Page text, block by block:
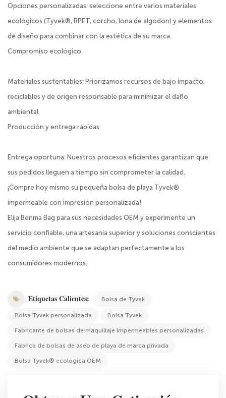
Opciones personalizadas: seleccione entre varios materiales
ecológicos (Tyvek®, RPET, corcho, lona de algodón) y elementos
de diseño para combinar con la estética de su marca.
Compromiso ecológico
Materiales sustentables: Priorizamos recursos de bajo impacto,
reciclables y de origen responsable para minimizar el daño
ambiental.
Producción y entrega rápidas
Entrega oportuna: Nuestros procesos eficientes garantizan que
sus pedidos lleguen a tiempo sin comprometer la calidad.
¡Compre hoy mismo su pequeña bolsa de playa Tyvek®
impermeable con impresión personalizada!
Elija Benma Bag para sus necesidades OEM y experimente un
servicio confiable, una artesanía superior y soluciones conscientes
del medio ambiente que se adaptan perfectamente a los
consumidores modernos.
Etiquetas Calientes: Bolsa de Tyvek
Bolsa Tyvek personalizada Bolsa Tyvek
Fabricante de bolsas de maquillaje impermeables personalizadas
Fábrica de bolsas de aseo de playa de marca privada
Bolsa Tyvek® ecológica OEM